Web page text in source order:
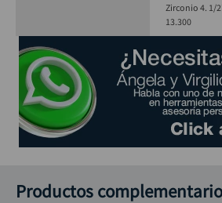
Zirconio 4. 1/
13.300
Productos